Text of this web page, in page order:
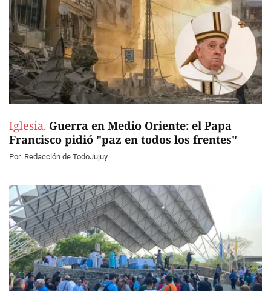
Iglesia. Guerra en Medio Oriente: el Papa
Francisco pidió "paz en todos los frentes"
Por Redacción de TodoJujuy